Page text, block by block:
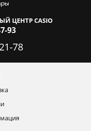
ЦЕНТР CASIO
93
78